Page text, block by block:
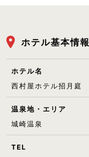
ホテル基本情報
ホテル名
西村屋ホテル招月庭
温泉地・エリア
城崎温泉
TEL